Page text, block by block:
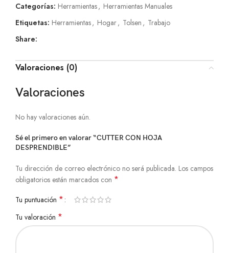
Categorías: Herramientas, Herramientas Manuales
Etiquetas: Herramientas, Hogar, Tolsen , Trabajo
Share:
Valoraciones (0)
Valoraciones
No hay valoraciones aún.
Sé el primero en valorar “CUTTER CON HOJA
DESPRENDIBLE”
Tu dirección de correo electrónico no será publicada. Los campos
obligatorios están marcados con *
Tu puntuación *
Tu valoración *